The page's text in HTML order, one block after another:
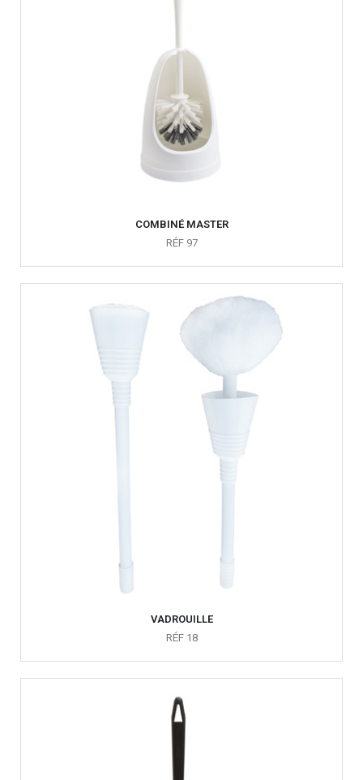
COMBINÉ MASTER
RÉF 97
VADROUILLE
RÉF 18